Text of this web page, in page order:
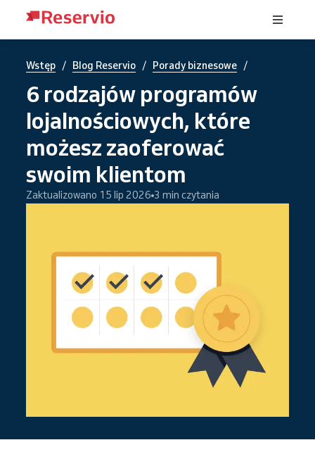
Wstęp / Blog Reservio / Porady biznesowe /
6 rodzajów programów
lojalnościowych, które
możesz zaoferować
swoim klientom
Zaktualizowano 15 lip 2026 3 min czytania